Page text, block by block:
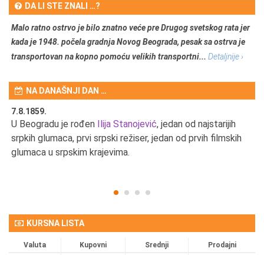
DA LI STE ZNALI …?
Malo ratno ostrvo je bilo znatno veće pre Drugog svetskog rata jer
kada je 1948. počela gradnja Novog Beograda, pesak sa ostrva je
transportovan na kopno pomoću velikih transportni... Detaljnije ›
NA DANAŠNJI DAN …
7.8.1859.
U Beogradu je rođen Ilija Stanojević, jedan od najstarijih
srpkih glumaca, prvi srpski režiser, jedan od prvih filmskih
glumaca u srpskim krajevima.
KURSNA LISTA
Valuta Kupovni Srednji Prodajni